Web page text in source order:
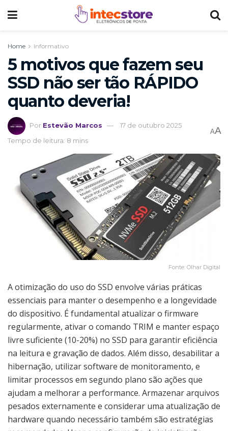
Home Informativo
5 motivos que fazem seu
SSD não ser tão RÁPIDO
quanto deveria!
Por Estevão Marcos
17 de outubro 2025
Tempo de leitura: 8 mins
AA
Fonte: Olhar Digital
A otimização do uso do SSD envolve várias práticas
essenciais para manter o desempenho e a longevidade
do dispositivo. É fundamental atualizar o firmware
regularmente, ativar o comando TRIM e manter espaço
livre suficiente (10-20%) no SSD para garantir eficiência
na leitura e gravação de dados. Além disso, desabilitar a
hibernação, utilizar software de monitoramento, e
limitar processos em segundo plano são ações que
ajudam a melhorar a performance. Armazenar arquivos
pesados externamente e considerar uma atualização de
hardware quando necessário também são estratégias